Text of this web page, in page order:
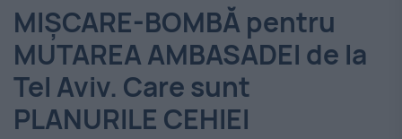
-
Evenimentul
Zilei
MIȘCARE-BOMBĂ pentru
MUTAREA AMBASADEI de la
Tel Aviv. Care sunt
PLANURILE CEHIEI